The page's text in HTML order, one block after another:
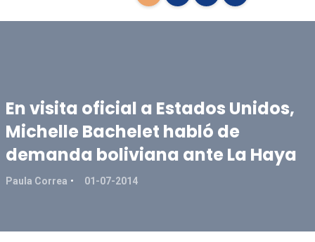
En visita oficial a Estados Unidos,
Michelle Bachelet habló de
demanda boliviana ante La Haya
Paula Correa 01-07-2014